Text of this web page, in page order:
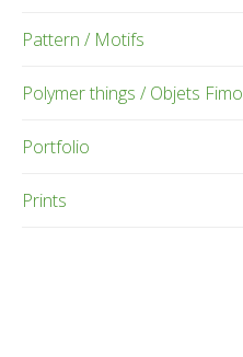
Pattern / Motifs
Polymer things / Objets Fimo
Portfolio
Prints